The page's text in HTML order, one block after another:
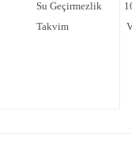
Su Geçirmezlik
Takvim